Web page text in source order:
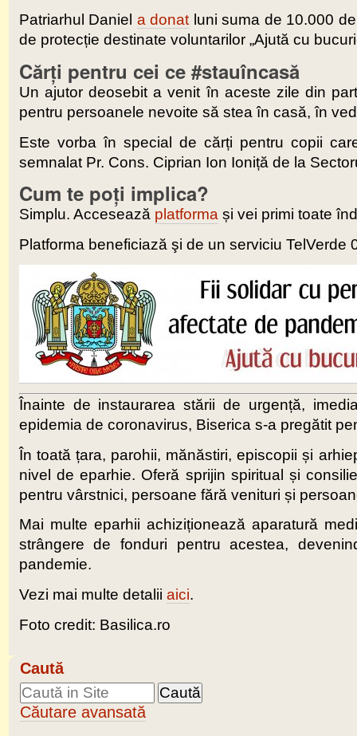
Patriarhul Daniel a donat luni suma de 10.000
de protecție destinate voluntarilor „Ajută cu
Cărți pentru cei ce #stauîncasă
Un ajutor deosebit a venit în aceste zile din
pentru persoanele nevoite să stea în casă, în
Este vorba în special de cărți pentru copii
semnalat Pr. Cons. Ciprian Ion Ioniță de la
Cum te poți implica?
Simplu. Accesează platformași vei primi toate
Platforma beneficiază şi de un serviciu
Înainte de instaurarea stării de urgență,
epidemia de coronavirus, Biserica s-a pregătit
În toată țara, parohii, mănăstiri, episcopii și
nivel de eparhie. Oferă sprijin spiritual și
pentru vârstnici, persoane fără venituri și
Mai multe eparhii achiziționează aparatură
strângere de fonduri pentru acestea,
pandemie.
Vezi mai multe detalii aici.
Foto credit: Basilica.ro
Caută
Căutare avansată